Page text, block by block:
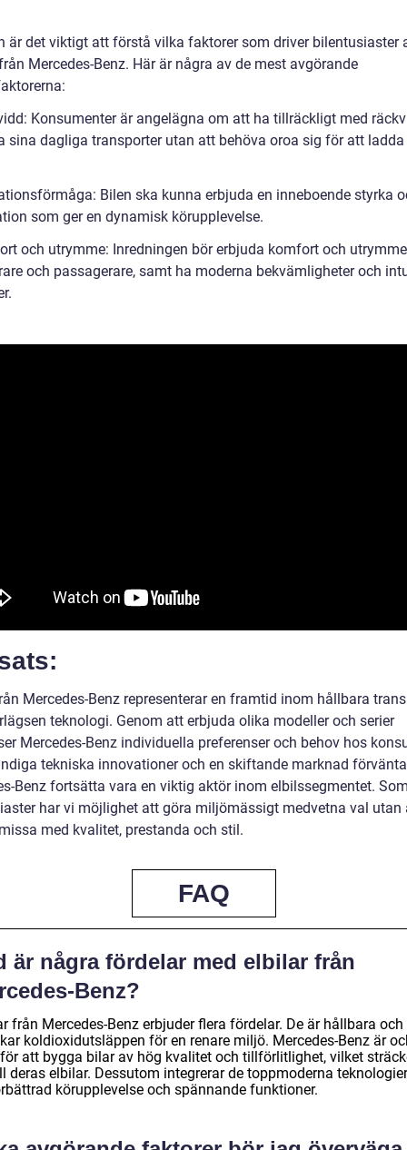
är det viktigt att förstå vilka faktorer som driver bilentusiaster
Mercedes-Benz. Här är några av de mest avgörande
Konsumenter är angelägna om att ha tillräckligt med
sina dagliga transporter utan att behöva oroa sig för att
Bilen ska kunna erbjuda en inneboende styrka
som ger en dynamisk körupplevelse.
och utrymme: Inredningen bör erbjuda komfort och
och passagerare, samt ha moderna bekvämligheter och
Mercedes-Benz representerar en framtid inom hållbara
teknologi. Genom att erbjuda olika modeller och serier
Mercedes-Benz individuella preferenser och behov hos
tekniska innovationer och en skiftande marknad
Benz fortsätta vara en viktig aktör inom elbilssegmentet.
har vi möjlighet att göra miljömässigt medvetna val utan
med kvalitet, prestanda och stil.
FAQ
är några fördelar med elbilar från
Benz?
från Mercedes-Benz erbjuder flera fördelar. De är hållbara och
koldioxidutsläppen för en renare miljö. Mercedes-Benz är
att bygga bilar av hög kvalitet och tillförlitlighet, vilket
deras elbilar. Dessutom integrerar de toppmoderna
körupplevelse och spännande funktioner.